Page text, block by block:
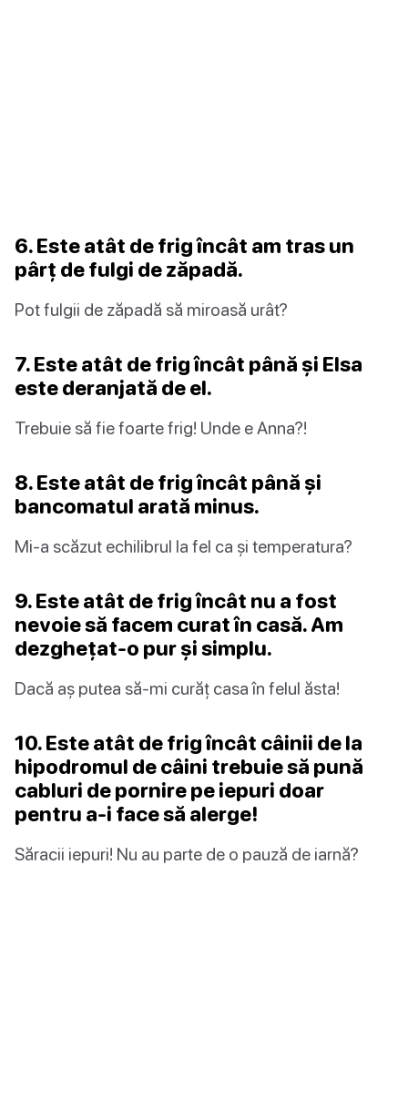
6. Este atât de frig încât am tras un
pârț de fulgi de zăpadă.
Pot fulgii de zăpadă să miroasă urât?
7. Este atât de frig încât până și Elsa
este deranjată de el.
Trebuie să fie foarte frig! Unde e Anna?!
8. Este atât de frig încât până și
bancomatul arată minus.
Mi-a scăzut echilibrul la fel ca și temperatura?
9. Este atât de frig încât nu a fost
nevoie să facem curat în casă. Am
dezghețat-o pur și simplu.
Dacă aș putea să-mi curăț casa în felul ăsta!
10. Este atât de frig încât câinii de la
hipodromul de câini trebuie să pună
cabluri de pornire pe iepuri doar
pentru a-i face să alerge!
Săracii iepuri! Nu au parte de o pauză de iarnă?